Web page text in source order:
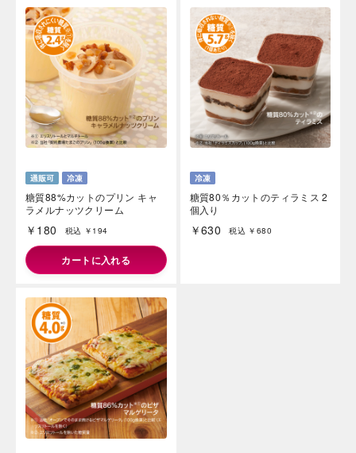
糖質88%カットのプリン キャ
ラメルナッツクリーム
￥180 税込 ￥194
カートに入れる
糖質80％カットのティラミス 2
個入り
￥630 税込 ￥680